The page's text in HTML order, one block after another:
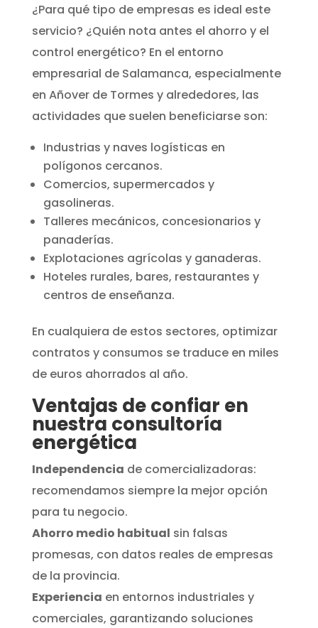
¿Para qué tipo de empresas es ideal este
servicio? ¿Quién nota antes el ahorro y el
control energético? En el entorno
empresarial de Salamanca, especialmente
en Añover de Tormes y alrededores, las
actividades que suelen beneficiarse son:
Industrias y naves logísticas en
polígonos cercanos.
Comercios, supermercados y
gasolineras.
Talleres mecánicos, concesionarios y
panaderías.
Explotaciones agrícolas y ganaderas.
Hoteles rurales, bares, restaurantes y
centros de enseñanza.
En cualquiera de estos sectores, optimizar
contratos y consumos se traduce en miles
de euros ahorrados al año.
Ventajas de confiar en
nuestra consultoría
energética
Independencia de comercializadoras:
recomendamos siempre la mejor opción
para tu negocio.
Ahorro medio habitual sin falsas
promesas, con datos reales de empresas
de la provincia.
Experiencia en entornos industriales y
comerciales, garantizando soluciones